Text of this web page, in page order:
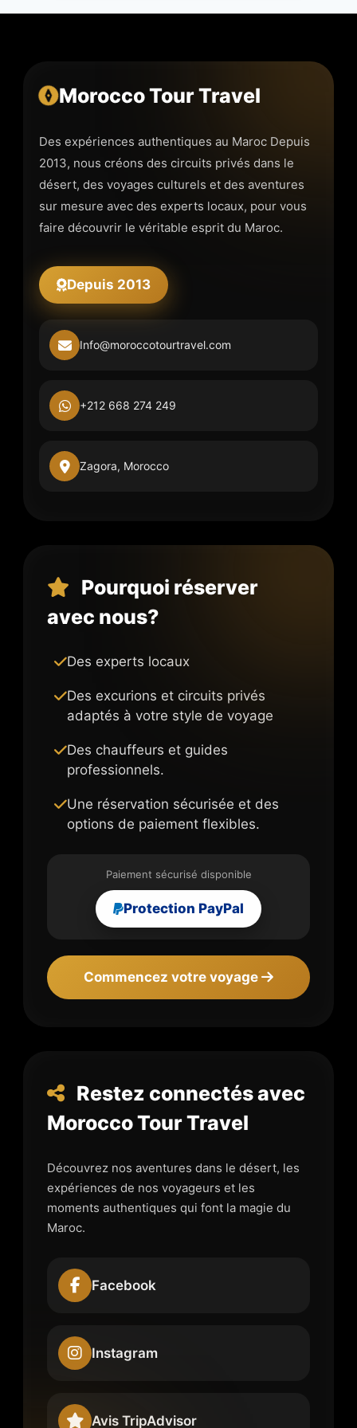
Morocco Tour Travel
Des expériences authentiques au Maroc Depuis
2013, nous créons des circuits privés dans le
désert, des voyages culturels et des aventures
sur mesure avec des experts locaux, pour vous
faire découvrir le véritable esprit du Maroc.
Depuis 2013
Info@moroccotourtravel.com
+212 668 274 249
Zagora, Morocco
Pourquoi réserver
avec nous?
Des experts locaux
Des excurions et circuits privés
adaptés à votre style de voyage
Des chauffeurs et guides
professionnels.
Une réservation sécurisée et des
options de paiement flexibles.
Paiement sécurisé disponible
Protection PayPal
Commencez votre voyage
Restez connectés avec
Morocco Tour Travel
Découvrez nos aventures dans le désert, les
expériences de nos voyageurs et les
moments authentiques qui font la magie du
Maroc.
Facebook
Instagram
Avis TripAdvisor